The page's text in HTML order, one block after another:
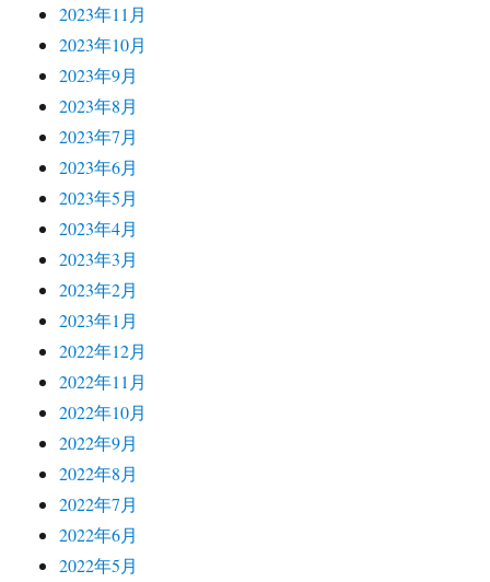
2023年11月
2023年10月
2023年9月
2023年8月
2023年7月
2023年6月
2023年5月
2023年4月
2023年3月
2023年2月
2023年1月
2022年12月
2022年11月
2022年10月
2022年9月
2022年8月
2022年7月
2022年6月
2022年5月